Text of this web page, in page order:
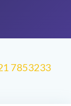
7853233